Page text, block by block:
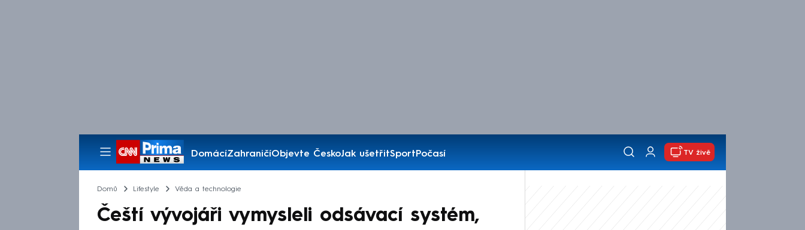
DomácíZahraničíObjevte ČeskoJak ušetřitSportPočasí
Pořady
TV živě
Domů Lifestyle Věda a technologie
Čeští vývojáři vymysleli odsávací systém,